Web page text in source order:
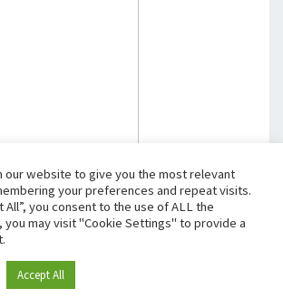
von
our website to give you the most relevant
your preferences and repeat visits.
All”, you consent to the use of ALL the
may visit "Cookie Settings" to provide a
Accept All